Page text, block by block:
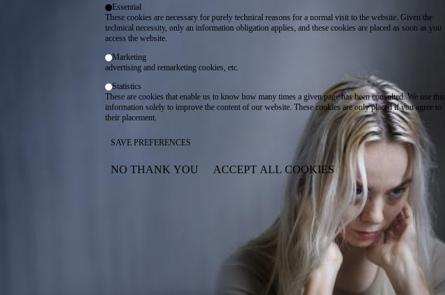
Essential
These cookies are necessary for purely technical reasons for a normal visit to the website. Given the
technical necessity, only an information obligation applies, and these cookies are placed as soon as you
access the website.
Marketing
advertising and remarketing cookies, etc.
Statistics
These are cookies that enable us to know how many times a given page has been consulted. We use this
information solely to improve the content of our website. These cookies are only placed if you agree to
their placement.
SAVE PREFERENCES
NO THANK YOU ACCEPT ALL COOKIES
WITHDRAW CONSENT